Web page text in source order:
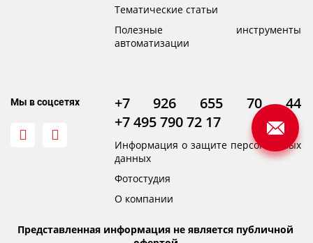
Тематические статьи
Полезные инструменты
автоматизации
Мы в соцсетях
+7 926 655 70 44
+7 495 790 72 17
Информация о защите персональных
данных
Фотостудия
О компании
Представленная информация не является публичной